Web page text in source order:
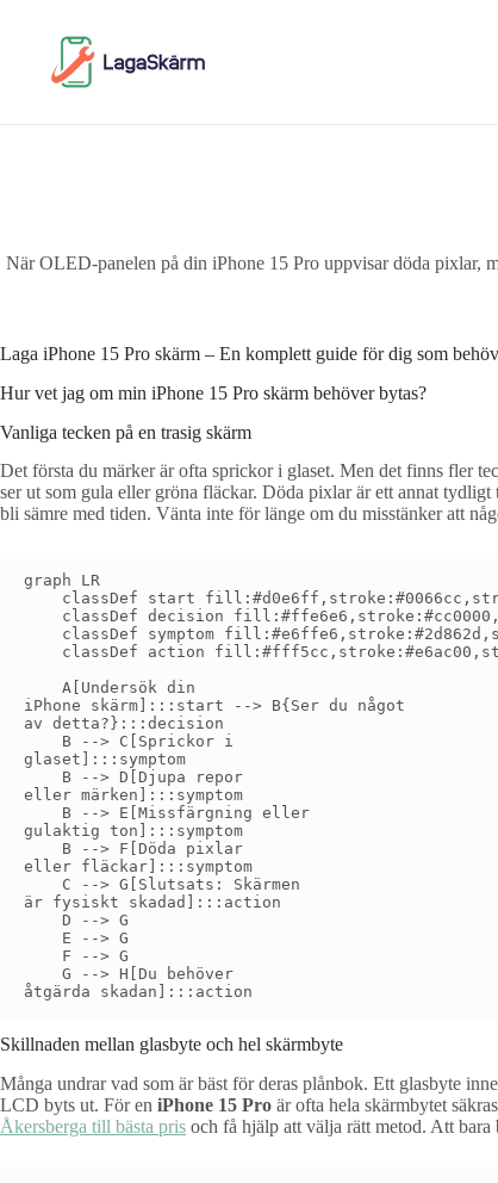
När OLED-panelen på din iPhone 15 Pro uppvisar döda pixlar,
Laga iPhone 15 Pro skärm – En komplett guide för dig som
Hur vet jag om min iPhone 15 Pro skärm behöver bytas?
Vanliga tecken på en trasig skärm
Det första du märker är ofta sprickor i glaset. Men det finns fler
ser ut som gula eller gröna fläckar. Döda pixlar är ett annat
bli sämre med tiden. Vänta inte för länge om du misstänker att
graph LR
classDef start
classDef decision
classDef symptom
classDef action
    A[Undersök din
iPhone skärm]:::start --> B{Ser du något
av detta?}:::decision
    B --> C[Sprickor i
glaset]:::symptom
    B --> D[Djupa repor
eller märken]:::symptom
    B --> E[Missfärgning eller
gulaktig ton]:::symptom
    B --> F[Döda pixlar
eller fläckar]:::symptom
    C --> G[Slutsats: Skärmen
är fysiskt skadad]:::action
    D --> G
    E --> G
    F --> G
    G --> H[Du behöver
Skillnaden mellan glasbyte och hel skärmbyte
Många undrar vad som är bäst för deras plånbok. Ett glasbyte
LCD byts ut. För en iPhone 15 Pro är ofta hela skärmbytet
Åkersberga till bästa pris och få hjälp att välja rätt metod. Att